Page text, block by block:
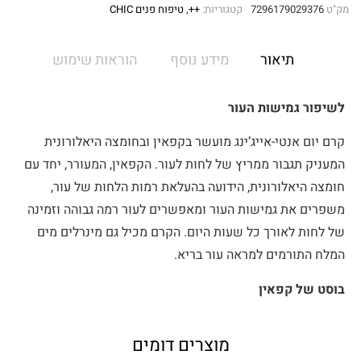
מק"ט 7296179029376 קטגוריות: ++
,טיפוח פנים CHIC
תיאור מידע נוסף הוראות שימוש
לשיפור גמישות העור
קרם יום אנטי-אייג’ינג מועשר בקפאין ובחומצה היאלורונית
המעניק תגבור ממריץ של לחות לעור. הקפאין, המעורר, יחד עם
חומצה היאלורונית, הידועה בהעלאת רמות הלחות של עור,
משפרים את גמישות העור ומאפשרים לעור רמה גבוהה וזמינה
של לחות לאורך כל שעות היום. הקרם מכיל גם מינרלים מים
המלח התורמים למראה עור בריא.
בוסט של קפאין
מוצרים דומים